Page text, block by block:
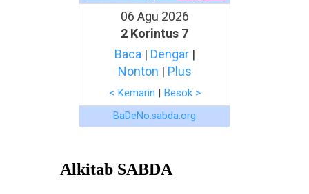
06 Agu 2026
2 Korintus 7
Baca | Dengar|
Nonton | Plus
< Kemarin | Besok >
BaDeNo.sabda.org